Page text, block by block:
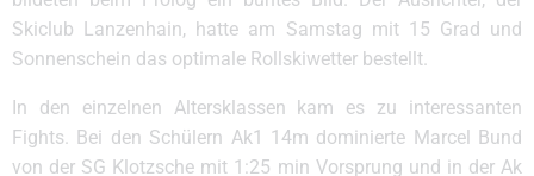
Skiclub Lanzenhain, hatte am Samstag mit 15 Grad und
Sonnenschein das optimale Rollskiwetter bestellt.
In den einzelnen Altersklassen kam es zu interessanten
Fights. Bei den Schülern Ak1 14m dominierte Marcel Bund
von der SG Klotzsche mit 1:25 min Vorsprung und in der Ak